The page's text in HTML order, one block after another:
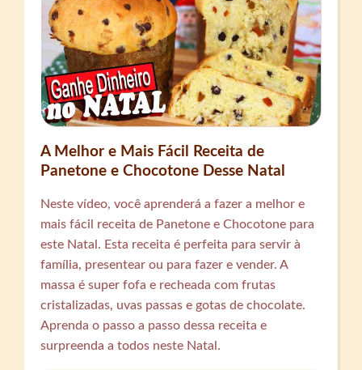
A Melhor e Mais Fácil Receita de
Panetone e Chocotone Desse Natal
Neste vídeo, você aprenderá a fazer a melhor e
mais fácil receita de Panetone e Chocotone para
este Natal. Esta receita é perfeita para servir à
família, presentear ou para fazer e vender. A
massa é super fofa e recheada com frutas
cristalizadas, uvas passas e gotas de chocolate.
Aprenda o passo a passo dessa receita e
surpreenda a todos neste Natal.